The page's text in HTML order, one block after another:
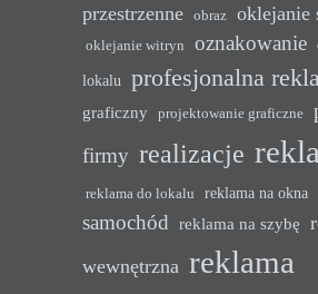
przestrzenne
obraz oklejanie
oklejanie witryn oznakowanie
lokalu profesjonalna
graficzny
projektowanie graficzne
firmy realizacje
reklama do lokalu reklama na okna
samochód reklama na szybę
wewnętrzna reklama